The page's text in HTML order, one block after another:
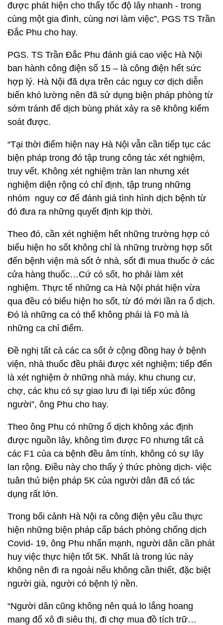
được phát hiện cho thấy tốc độ lây nhanh - trong
cùng một gia đình, cùng nơi làm việc”, PGS TS Trần
Đắc Phu cho hay.
PGS. TS Trần Đắc Phu đánh giá cao việc Hà Nội
ban hành công điện số 15 – là công điện hết sức
hợp lý. Hà Nội đã dựa trên các nguy cơ dịch diễn
biến khó lường nên đã sử dụng biện pháp phòng từ
sớm tránh để dịch bùng phát xảy ra sẽ không kiểm
soát được.
“Tại thời điểm hiện nay Hà Nội vẫn cần tiếp tục các
biện pháp trong đó tập trung công tác xét nghiệm,
truy vết. Không xét nghiệm tràn lan nhưng xét
nghiệm diện rộng có chỉ định, tập trung những
nhóm nguy cơ để đánh giá tình hình dịch bệnh từ
đó đưa ra những quyết định kịp thời.
Theo đó, cần xét nghiệm hết những trường hợp có
biểu hiện ho sốt không chỉ là những trường hợp sốt
đến bệnh viện mà sốt ở nhà, sốt đi mua thuốc ở các
cửa hàng thuốc…Cứ có sốt, ho phải làm xét
nghiệm. Thực tế những ca Hà Nội phát hiện vừa
qua đều có biểu hiện ho sốt, từ đó mới lần ra ổ dịch.
Đó là những ca có thể không phải là F0 mà là
những ca chỉ điểm.
Đề nghị tất cả các ca sốt ở cộng đồng hay ở bệnh
viện, nhà thuốc đều phải được xét nghiệm; tiếp đến
là xét nghiệm ở những nhà máy, khu chung cư,
chợ, các khu có sự giao lưu đi lại tiếp xúc đông
người”, ông Phu cho hay.
Theo ông Phu có những ổ dịch không xác định
được nguồn lây, không tìm được F0 nhưng tất cả
các F1 của ca bệnh đều âm tính, không có sự lây
lan rộng. Điều này cho thấy ý thức phòng dịch- việc
tuân thủ biện pháp 5K của người dân đã có tác
dụng rất lớn.
Trong bối cảnh Hà Nội ra công điện yêu cầu thực
hiện những biện pháp cấp bách phòng chống dịch
Covid- 19, ông Phu nhấn mạnh, người dân cần phát
huy việc thực hiện tốt 5K. Nhất là trong lúc này
không nên đi ra ngoài nếu không cần thiết, đặc biệt
người già, người có bệnh lý nền.
“Người dân cũng không nên quá lo lắng hoang
mang đổ xô đi siêu thị, đi chợ mua đồ tích trữ…